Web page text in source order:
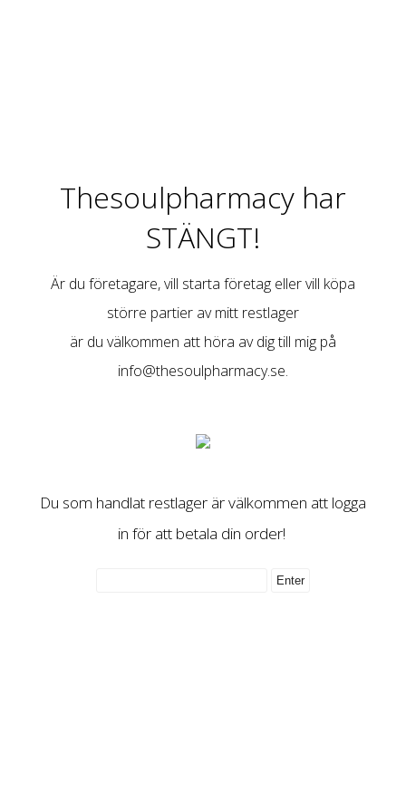
Thesoulpharmacy har
STÄNGT!
Är du företagare, vill starta företag eller vill köpa
större partier av mitt restlager
är du välkommen att höra av dig till mig på
info@thesoulpharmacy.se.
Du som handlat restlager är välkommen att logga
in för att betala din order!